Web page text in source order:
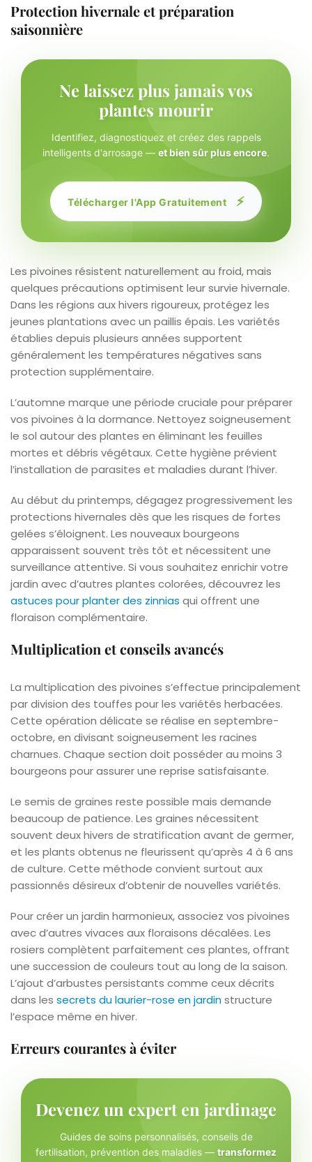
Protection hivernale et préparation
saisonnière
Ne laissez plus jamais vos
plantes mourir
Identifiez, diagnostiquez et créez des rappels
intelligents d'arrosage — et bien sûr plus encore.
Télécharger l'App Gratuitement ⚡
Les pivoines résistent naturellement au froid, mais
quelques précautions optimisent leur survie hivernale.
Dans les régions aux hivers rigoureux, protégez les
jeunes plantations avec un paillis épais. Les variétés
établies depuis plusieurs années supportent
généralement les températures négatives sans
protection supplémentaire.
L’automne marque une période cruciale pour préparer
vos pivoines à la dormance. Nettoyez soigneusement
le sol autour des plantes en éliminant les feuilles
mortes et débris végétaux. Cette hygiène prévient
l’installation de parasites et maladies durant l’hiver.
Au début du printemps, dégagez progressivement les
protections hivernales dès que les risques de fortes
gelées s’éloignent. Les nouveaux bourgeons
apparaissent souvent très tôt et nécessitent une
surveillance attentive. Si vous souhaitez enrichir votre
jardin avec d’autres plantes colorées, découvrez les
astuces pour planter des zinnias qui offrent une
floraison complémentaire.
Multiplication et conseils avancés
La multiplication des pivoines s’effectue principalement
par division des touffes pour les variétés herbacées.
Cette opération délicate se réalise en septembre-
octobre, en divisant soigneusement les racines
charnues. Chaque section doit posséder au moins 3
bourgeons pour assurer une reprise satisfaisante.
Le semis de graines reste possible mais demande
beaucoup de patience. Les graines nécessitent
souvent deux hivers de stratification avant de germer,
et les plants obtenus ne fleurissent qu’après 4 à 6 ans
de culture. Cette méthode convient surtout aux
passionnés désireux d’obtenir de nouvelles variétés.
Pour créer un jardin harmonieux, associez vos pivoines
avec d’autres vivaces aux floraisons décalées. Les
rosiers complètent parfaitement ces plantes, offrant
une succession de couleurs tout au long de la saison.
L’ajout d’arbustes persistants comme ceux décrits
dans les secrets du laurier-rose en jardinstructure
l’espace même en hiver.
Erreurs courantes à éviter
Devenez un expert en jardinage
Guides de soins personnalisés, conseils de
fertilisation, prévention des maladies — transformez